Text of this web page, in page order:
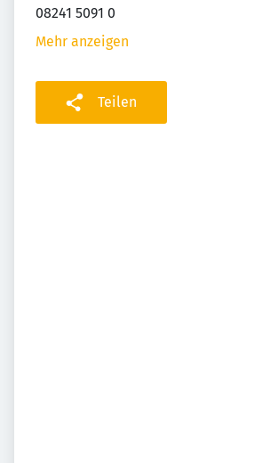
08241 5091 0
Mehr anzeigen
Teilen